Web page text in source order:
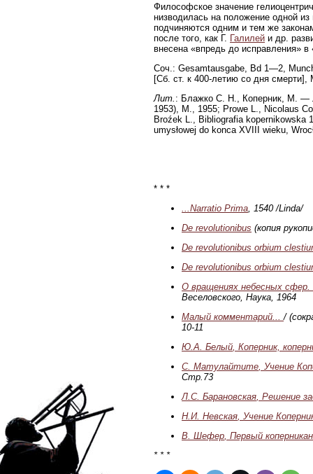
Философское значение
низводилась на положение одной
подчиняются одним и тем же
после того, как Г. Галилей и др.
внесена «впредь до исправления»
Соч.: Gesamtausgabe, Bd 1—2,
[Сб. ст. к 400-летию со дня
Лит. : Блажко С. Н., Коперник, М. —
1953), М., 1955; Prowe L., Nicolaus
Broźek L., Bibliografia
umysłowej do konca XVIII wieku,
* * *
...Narratio Prima , 1540 /Linda/
De revolutionibus (копия
De revolutionibus orbium
De revolutionibus orbium
О вращениях небесных сфер.
Веселовского , Наука, 1964
Малый комментарий.../
10-11
Ю.А. Белый , Коперник,
С. Матулайтите , Учение
Стр.73
Л.С. Барановская , Решение
Н.И. Невская , Учение
В. Шефер , Первый
* * *